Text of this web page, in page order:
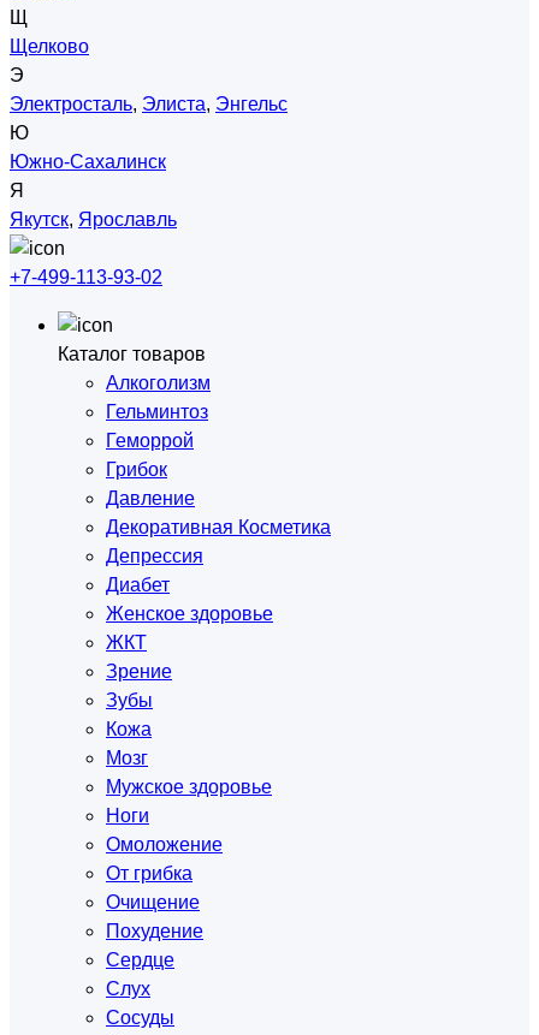
Щ
Щелково
Э
Электросталь, Элиста, Энгельс
Ю
Южно-Сахалинск
Я
Якутск, Ярославль
+7-499-113-93-02
Каталог товаров
Алкоголизм
Гельминтоз
Геморрой
Грибок
Давление
Декоративная Косметика
Депрессия
Диабет
Женское здоровье
ЖКТ
Зрение
Зубы
Кожа
Мозг
Мужское здоровье
Ноги
Омоложение
От грибка
Очищение
Похудение
Сердце
Слух
Сосуды